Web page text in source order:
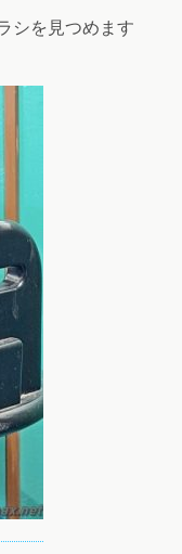
シを見つめます